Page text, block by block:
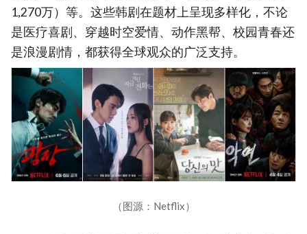
1,270万）等。这些韩剧在题材上呈现多样化，不论
是医疗喜剧、穿越时空爱情、动作黑帮、校园青春还
是浪漫剧情，都获得全球观众的广泛支持。
（图源：Netflix）